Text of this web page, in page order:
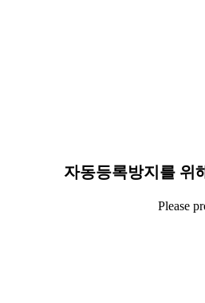
자동등록방지를 위
Please